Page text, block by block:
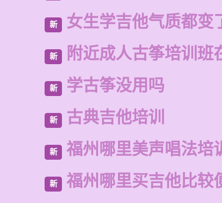
新 女生学吉他气质都变
新 附近成人古筝培训班
新 学古筝没用吗
新 古典吉他培训
新 福州哪里美声唱法培
新 福州哪里买吉他比较